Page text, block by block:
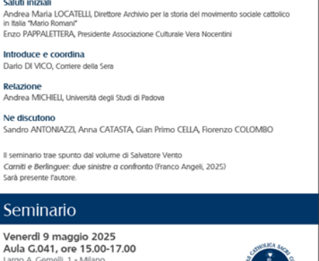
Autonomia sindacale e democrazia pluralista. 9 maggio 2025
Università Cattolica del Sacro Cuore, Milano
CONVEGNI E SEMINARI